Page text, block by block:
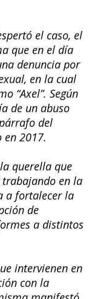
el caso, el
que en el día
denuncia por
en la cual
“Axel”. Según
de un abuso
del
en 2017.
querella que
en la
a fortalecer la
de
a distintos
intervienen en
con la